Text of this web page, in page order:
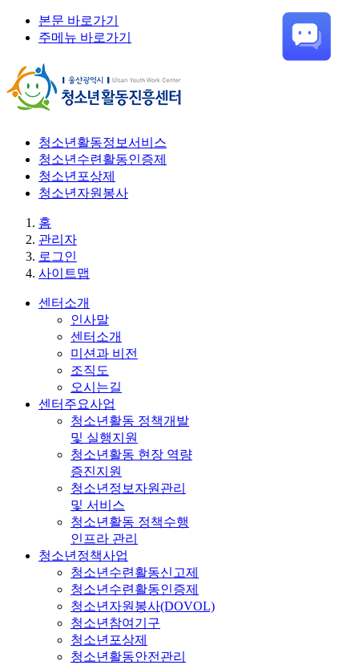
본문 바로가기
주메뉴 바로가기
청소년활동정보서비스
청소년수련활동인증제
청소년포상제
청소년자원봉사
홈
관리자
로그인
사이트맵
센터소개
인사말
센터소개
미션과 비전
조직도
오시는길
센터주요사업
청소년활동 정책개발
및 실행지원
청소년활동 현장 역량
증진지원
청소년정보자원관리
및 서비스
청소년활동 정책수행
인프라 관리
청소년정책사업
청소년수련활동신고제
청소년수련활동인증제
청소년자원봉사(DOVOL)
청소년참여기구
청소년포상제
청소년활동안전관리